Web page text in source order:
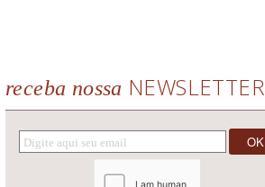
receba nossa NEWSLETTER